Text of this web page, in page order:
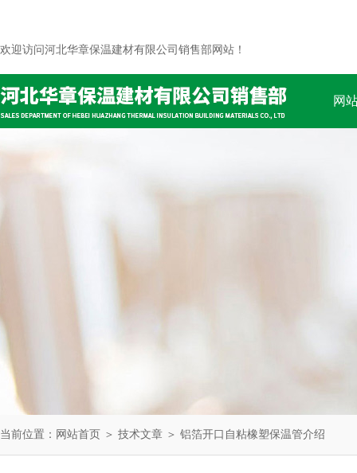
欢迎访问河北华章保温建材有限公司销售部网站！
网
当前位置： 网站首页 ＞ 技术文章 ＞ 铝箔开口自粘橡塑保温管介绍